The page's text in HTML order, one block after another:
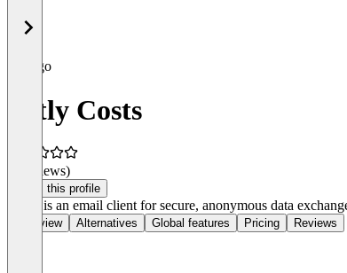
lettly Costs
(0 reviews)
Claim this profile
Lettly is an email client for secure, anonymous data
Overview Alternatives Global features Pricing Reviews